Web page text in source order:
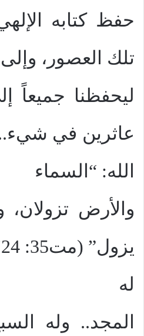
حفظ كتابه
تلك العصور، وإلى
ليحفظنا جميعاً
عاثرين في
الله: “السماء
والأرض تزولان،
يزول” (مت35: 24؛ مر31: 13).
له
المجد.. وله